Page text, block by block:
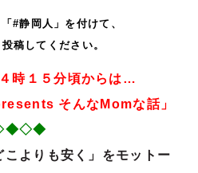
#静岡人」を付けて、
稿してください。
時１５分頃からは…
そ んな Momな話」
こよりも安く」をモットー